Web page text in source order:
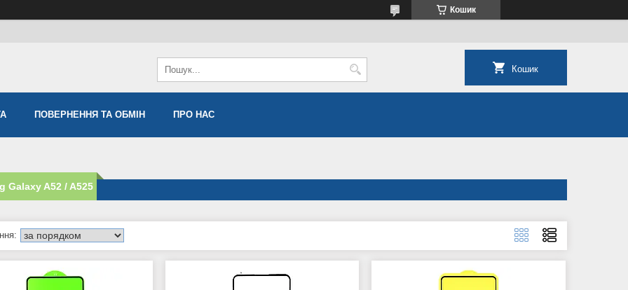
Кошик
Кошик
ПОВЕРНЕННЯ ТА ОБМІН ПРО НАС
Galaxy A52 / A525